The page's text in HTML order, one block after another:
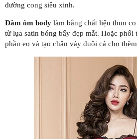
đường cong siêu xinh.
Đầm ôm body làm bằng chất liệu thun
từ lụa satin bóng bẩy đẹp mắt. Hoặc phối
phần eo và tạo chân váy đuôi cá cho